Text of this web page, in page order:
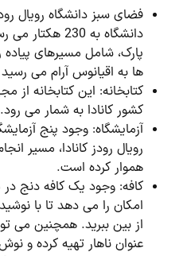
فضای سبز دانشگاه رویال
دانشگاه به
پارک، شامل مسیرهای
ها به اقیانوس آرام می
کتابخانه: این کتابخانه از
کشور کانادا به شمار می رود.
آزمایشگاه: وجود پنج
رویال رودز کانادا، مسیر
هموار کرده است.
کافه: وجود یک کافه دنج
امکان را می دهد تا با
از بین ببرید. همچنین می
عنوان ناهار تهیه کرده و